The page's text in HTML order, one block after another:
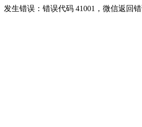
发生错误：错误代码 41001，微信返回错